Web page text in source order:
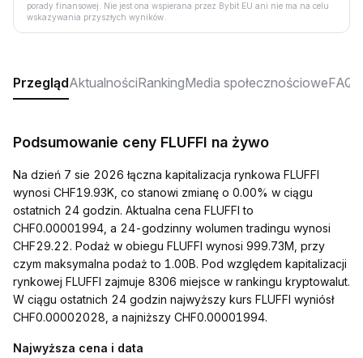
porady finansowej. Nie jest ona wspierana przez Bybit EU ani nie ma na celu
wskazywania przyszłych wyników.
PrzeglądAktualnościRankingMedia społecznościoweFAQ
Podsumowanie ceny FLUFFI na żywo
Na dzień 7 sie 2026 łączna kapitalizacja rynkowa FLUFFI
wynosi CHF19.93K, co stanowi zmianę o 0.00% w ciągu
ostatnich 24 godzin. Aktualna cena FLUFFI to
CHF0.00001994, a 24-godzinny wolumen tradingu wynosi
CHF29.22. Podaż w obiegu FLUFFI wynosi 999.73M, przy
czym maksymalna podaż to 1.00B. Pod względem kapitalizacji
rynkowej FLUFFI zajmuje 8306 miejsce w rankingu kryptowalut.
W ciągu ostatnich 24 godzin najwyższy kurs FLUFFI wyniósł
CHF0.00002028, a najniższy CHF0.00001994.
Najwyższa cena i data